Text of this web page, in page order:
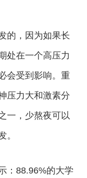
的，因为如果长
处在一个高压力
会受到影响。重
压力大和激素分
一，少熬夜可以
。
：88.96%的大学